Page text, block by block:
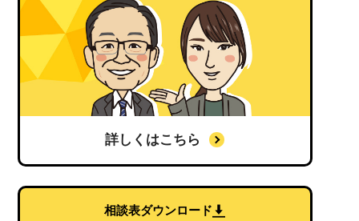
詳しくはこちら
相談表ダウンロード